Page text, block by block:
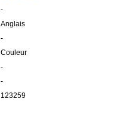
-
Anglais
-
Couleur
-
-
123259